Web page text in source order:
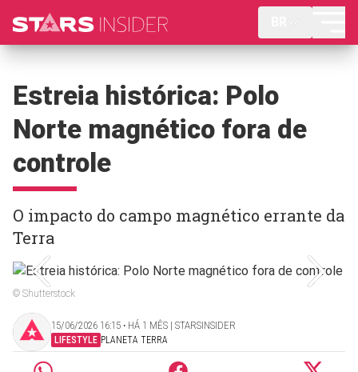
Estreia histórica: Polo
Norte magnético fora de
controle
O impacto do campo magnético errante da
Terra
© Shutterstock
15/06/2026 16:15 ‧ HÁ 1 MÊS | STARSINSIDER
LIFESTYLE PLANETA TERRA